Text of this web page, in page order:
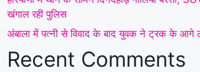
में पत्नी से विवाद के बाद
युवक ने ट्रक के आगे लगाई
खंगाल रही पुलिस
अंबाला में पत्नी से विवाद के बाद युवक ने ट्रक के आगे
Recent Comments